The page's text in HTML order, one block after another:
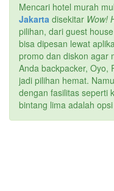
Mencari hotel murah
Jakarta disekitar Wow!
pilihan, dari guest
bisa dipesan lewat
promo dan diskon agar
Anda backpacker, Oyo,
jadi pilihan hemat.
dengan fasilitas seperti
bintang lima adalah